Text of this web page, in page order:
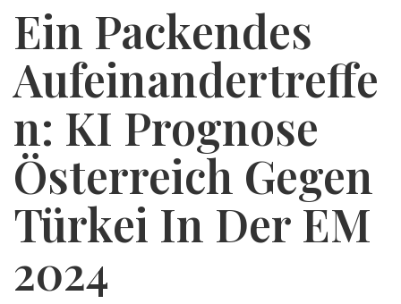
Ein Packendes
Aufeinandertreffe
N: KI Prognose
Österreich Gegen
Türkei In Der EM
2024